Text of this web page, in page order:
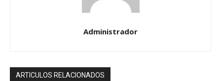
Administrador
ARTICULOS RELACIONADOS